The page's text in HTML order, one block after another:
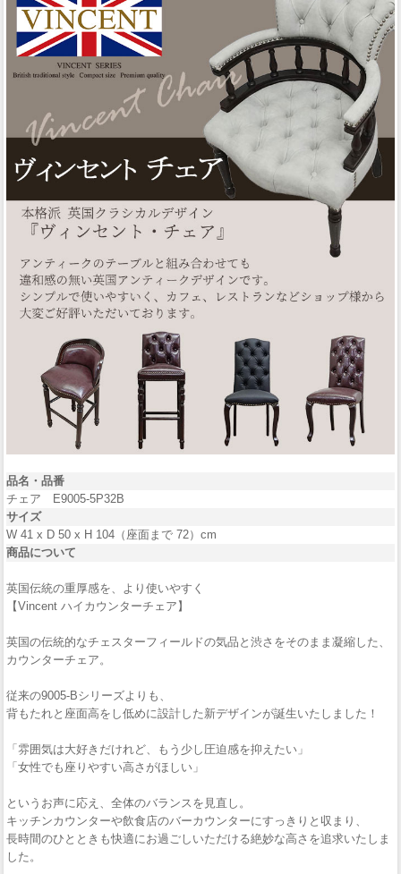
品名・品番
チェア E9005-5P32B
サイズ
W 41 x D 50 x H 104（座面まで 72）cm
商品について
英国伝統の重厚感を、より使いやすく
【Vincent ハイカウンターチェア】
英国の伝統的なチェスターフィールドの気品と渋さをそのまま凝縮した、
カウンターチェア。
従来の9005-Bシリーズよりも、
背もたれと座面高をし低めに設計した新デザインが誕生いたしました！
「雰囲気は大好きだけれど、もう少し圧迫感を抑えたい」
「女性でも座りやすい高さがほしい」
というお声に応え、全体のバランスを見直し。
キッチンカウンターや飲食店のバーカウンターにすっきりと収まり、
長時間のひとときも快適にお過ごしいただける絶妙な高さを追求いたしま
した。